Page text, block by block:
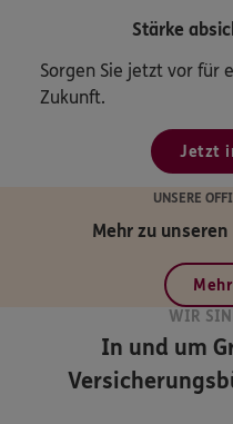
Stärke
Sorgen Sie jetzt vor für
Zukunft.
Jetzt
UNSERE
Mehr zu
WIR
In und um